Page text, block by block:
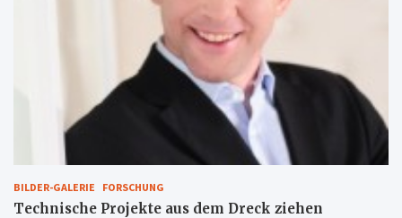
BILDER-GALERIE FORSCHUNG
Technische Projekte aus dem Dreck ziehen